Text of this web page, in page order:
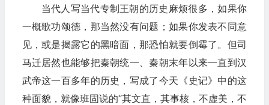
当代人写当代专制王朝的历史麻烦很多，如果你
一概歌功颂德，那当然没有问题；如果你发表不同意
见，或是揭露它的黑暗面，那恐怕就要倒霉了。但司
马迁居然也能够把秦朝统一、秦朝末年以来一直到汉
武帝这一百多年的历史，写成了今天《史记》中的这
种面貌，就像班固说的“其文直，其事核，不虚美，不